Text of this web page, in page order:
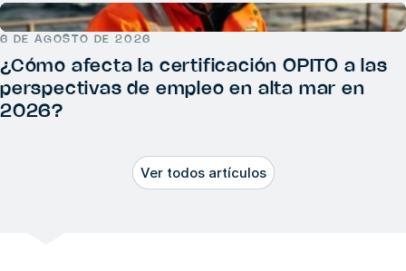
6 DE AGOSTO DE 2026
¿Cómo afecta la certificación OPITO a las
perspectivas de empleo en alta mar en
2026?
Ver todos artículos